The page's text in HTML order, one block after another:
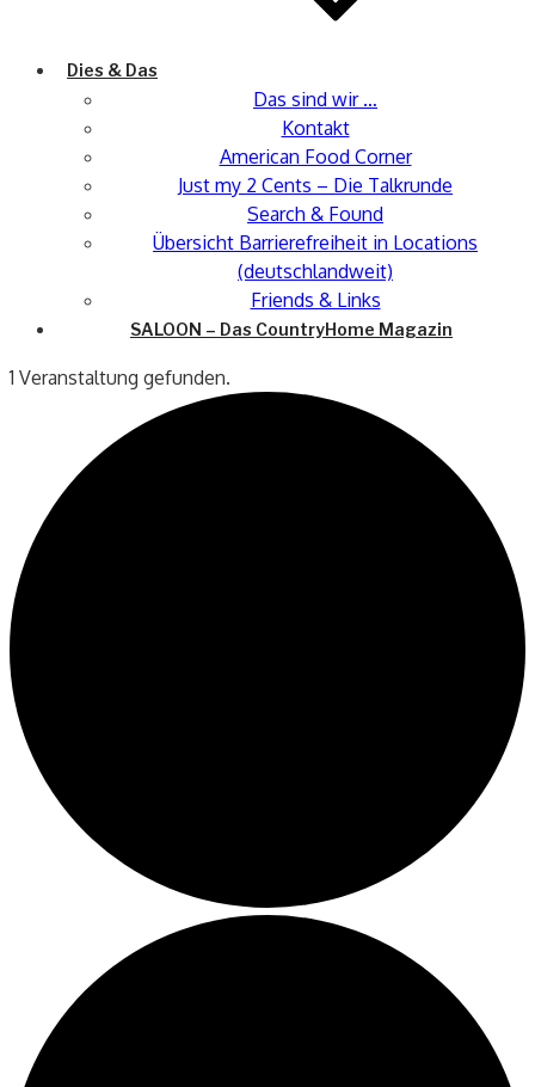
Dies & Das
Das sind wir …
Kontakt
American Food Corner
Just my 2 Cents – Die Talkrunde
Search & Found
Übersicht Barrierefreiheit in Locations
(deutschlandweit)
Friends & Links
SALOON – Das CountryHome Magazin
1 Veranstaltung gefunden.